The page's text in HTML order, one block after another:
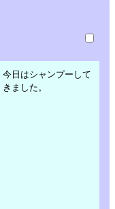
今日はシャンプーして
きました。